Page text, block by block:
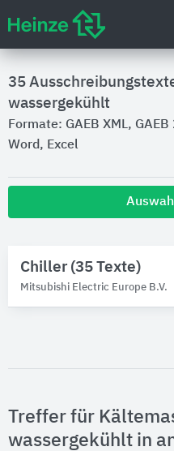
35
wassergekühlt
Formate: GAEB XML,
Word, Excel
Mitsubishi Electric Europe B.V.
Produktkategorie
Bitte auswählen
Chiller (35 Texte)
Mitsubishi Electric Europe B.V.
Treffer für
wassergekühlt in